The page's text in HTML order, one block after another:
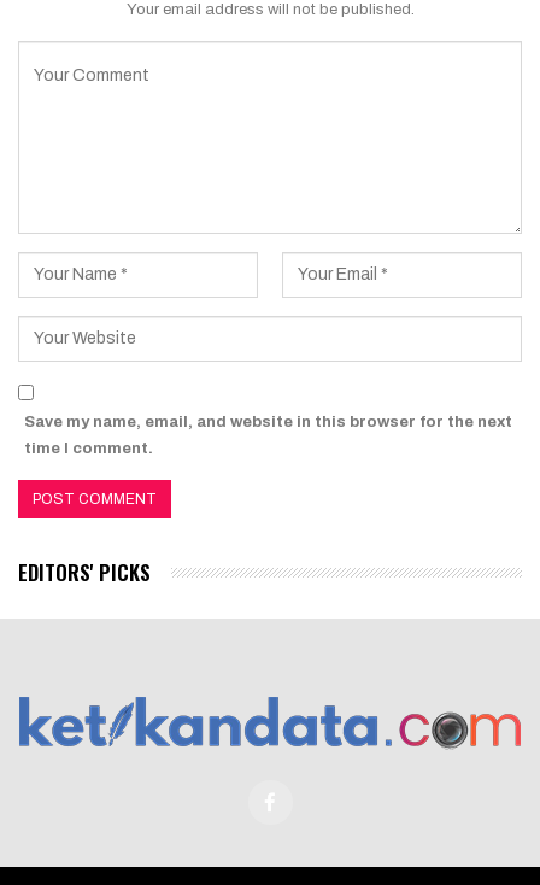
Your email address will not be published.
Save my name, email, and website in this browser for the next
time I comment.
EDITORS' PICKS